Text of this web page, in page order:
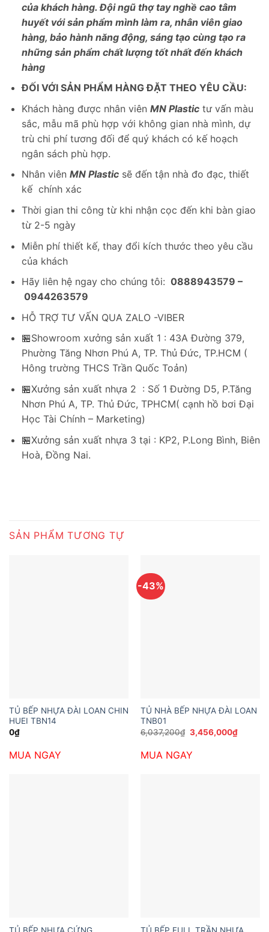
của khách hàng. Đội ngũ thợ tay nghề cao tâm
huyết với sản phẩm mình làm ra, nhân viên giao
hàng, bảo hành năng động, sáng tạo cùng tạo ra
những sản phẩm chất lượng tốt nhất đến khách
hàng
ĐỐI VỚI SẢN PHẨM HÀNG ĐẶT THEO YÊU CẦU:
Khách hàng được nhân viên MN Plastictư vấn màu
sắc, mẫu mã phù hợp với không gian nhà mình, dự
trù chi phí tương đối để quý khách có kế hoạch
ngân sách phù hợp.
Nhân viên MN Plasticsẽ đến tận nhà đo đạc, thiết
kế chính xác
Thời gian thi công từ khi nhận cọc đến khi bàn giao
từ 2-5 ngày
Miễn phí thiết kế, thay đổi kích thước theo yêu cầu
của khách
Hãy liên hệ ngay cho chúng tôi: 0888943579 –
0944263579
HỖ TRỢ TƯ VẤN QUA ZALO -VIBER
🏪Showroom xưởng sản xuất 1 : 43A Đường 379,
Phường Tăng Nhơn Phú A, TP. Thủ Đức, TP.HCM (
Hông trường THCS Trần Quốc Toản)
🏪Xưởng sản xuất nhựa 2 : Số 1 Đường D5, P.Tăng
Nhơn Phú A, TP. Thủ Đức, TPHCM( cạnh hồ bơi Đại
Học Tài Chính – Marketing)
🏪Xưởng sản xuất nhựa 3 tại : KP2, P.Long Bình, Biên
Hoà, Đồng Nai.
SẢN PHẨM TƯƠNG TỰ
TỦ BẾP NHỰA ĐÀI LOAN CHIN
HUEI TBN14
0₫
MUA NGAY
-43%
TỦ NHÀ BẾP NHỰA ĐÀI LOAN
TNB01
6,037,200₫ Giá
gốc
6,037,200₫.
3,456,000₫Giá
hiện
MUA NGAY
TỦ BẾP NHỰA CỨNG TỦ BẾP FULL TRẦN NHỰA